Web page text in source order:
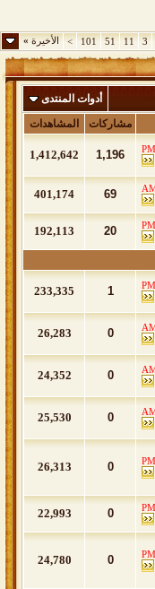
3
11
51
101
> الأخيرة»
أدوات المنتدى
مشاركات المشاهدات
1,196
1,412,642
69
401,174
20
192,113
1
233,335
0
26,283
0
24,352
0
25,530
0
26,313
0
22,993
0
24,780